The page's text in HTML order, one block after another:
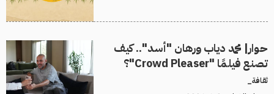
حوار| محمد دياب ورهان "أسد".. كيف
تصنع فيلمًا "Crowd Pleaser"؟
ثقافة_